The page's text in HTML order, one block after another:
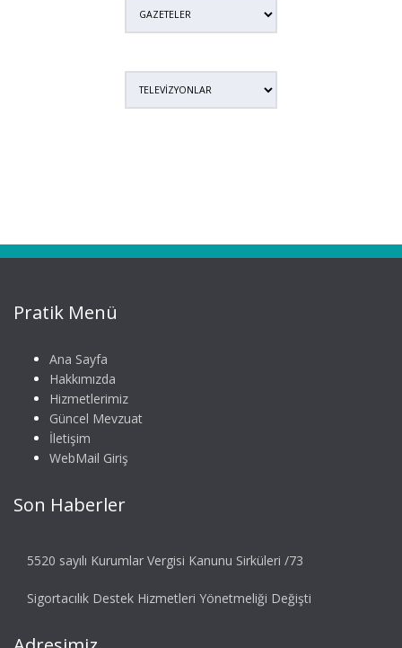
Pratik Menü
Ana Sayfa
Hakkımızda
Hizmetlerimiz
Güncel Mevzuat
İletişim
WebMail Giriş
Son Haberler
5520 sayılı Kurumlar Vergisi Kanunu Sirküleri /73
Sigortacılık Destek Hizmetleri Yönetmeliği Değişti